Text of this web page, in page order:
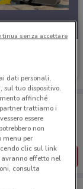
vicino a te,
comodamente
dati personali,
tuo dispositivo.
affinché
trattiamo i
essere
non
menu per
clic sul link
effetto nel
consulta
senza accettare